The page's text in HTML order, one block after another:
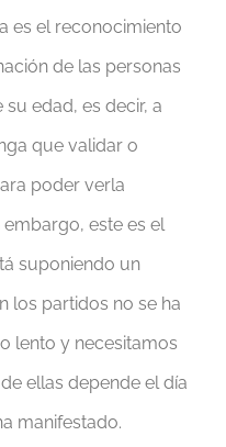
es el reconocimiento
de las personas
edad, es decir, a
que validar o
poder verla
embargo, este es el
suponiendo un
los partidos no se ha
lento y necesitamos
ellas depende el día
manifestado.